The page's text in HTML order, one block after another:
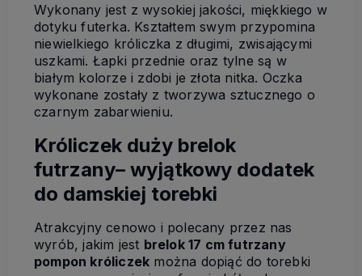
Wykonany jest z wysokiej jakości, miękkiego w
dotyku futerka. Kształtem swym przypomina
niewielkiego króliczka z długimi, zwisającymi
uszkami. Łapki przednie oraz tylne są w
białym kolorze i zdobi je złota nitka. Oczka
wykonane zostały z tworzywa sztucznego o
czarnym zabarwieniu.
Króliczek duży brelok
futrzany– wyjątkowy dodatek
do damskiej torebki
Atrakcyjny cenowo i polecany przez nas
wyrób, jakim jest brelok 17 cm futrzany
pompon króliczek można dopiąć do torebki